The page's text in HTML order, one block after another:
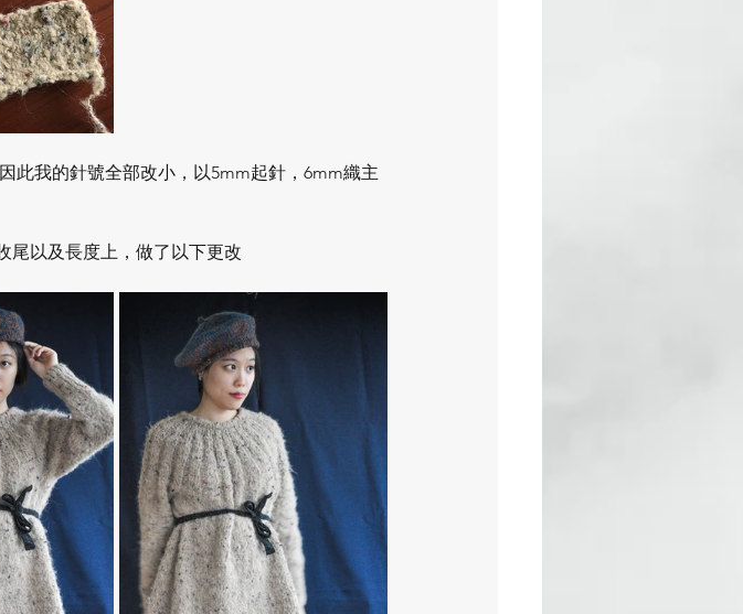
此我的針號全部改小，以5mm起針，6mm織主
尾以及長度上，做了以下更改